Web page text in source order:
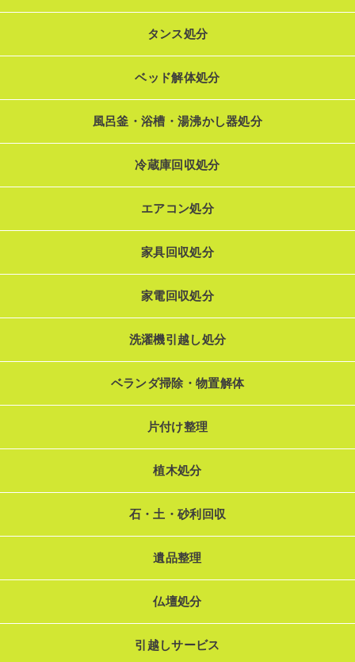
タンス処分
ベッド解体処分
風呂釜・浴槽・湯沸かし器処分
冷蔵庫回収処分
エアコン処分
家具回収処分
家電回収処分
洗濯機引越し処分
ベランダ掃除・物置解体
片付け整理
植木処分
石・土・砂利回収
遺品整理
仏壇処分
引越しサービス